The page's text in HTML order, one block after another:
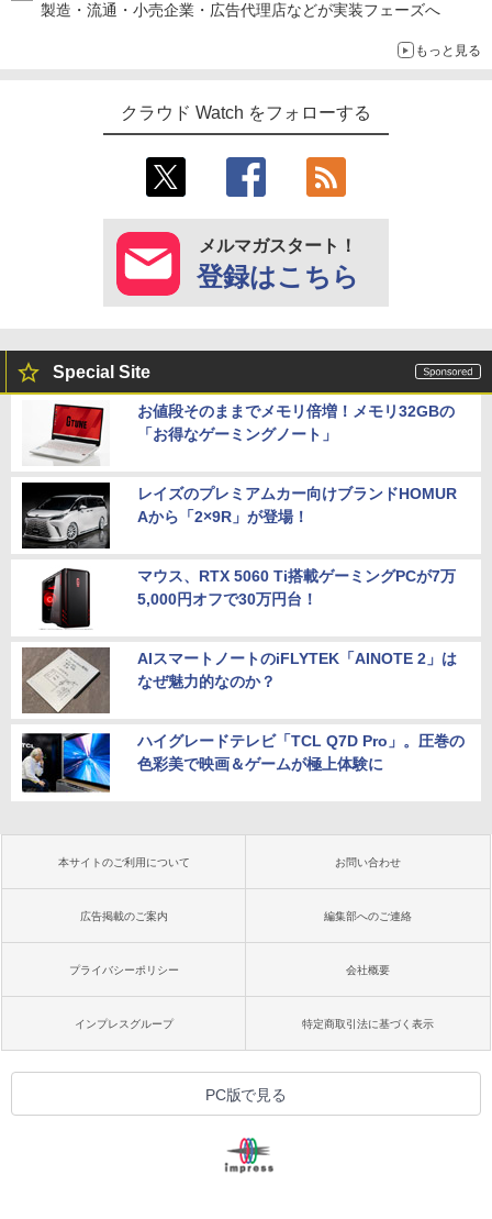
製造・流通・小売企業・広告代理店などが実装フェーズへ
もっと見る
クラウド Watch をフォローする
メルマガスタート！
登録はこちら
Special Site
お値段そのままでメモリ倍増！メモリ32GBの
「お得なゲーミングノート」
レイズのプレミアムカー向けブランドHOMUR
Aから「2×9R」が登場！
マウス、RTX 5060 Ti搭載ゲーミングPCが7万
5,000円オフで30万円台！
AIスマートノートのiFLYTEK「AINOTE 2」は
なぜ魅力的なのか？
ハイグレードテレビ「TCL Q7D Pro」。圧巻の
色彩美で映画＆ゲームが極上体験に
本サイトのご利用について お問い合わせ
広告掲載のご案内 編集部へのご連絡
プライバシーポリシー 会社概要
インプレスグループ 特定商取引法に基づく表示
PC版で見る